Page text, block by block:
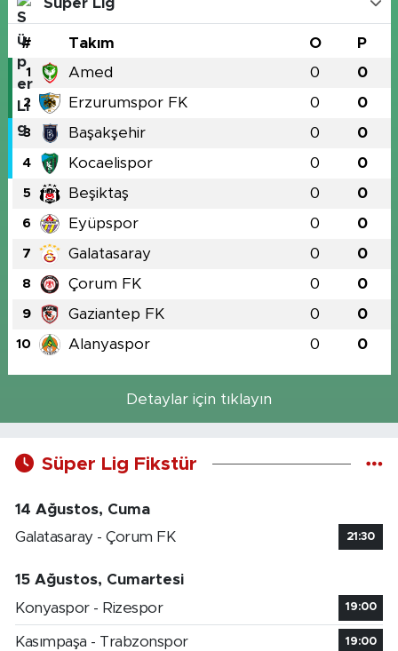
# Takım O P
1 Amed 0 0
2 Erzurumspor FK 0 0
3 Başakşehir 0 0
4 Kocaelispor 0 0
5 Beşiktaş 0 0
6 Eyüpspor 0 0
7 Galatasaray 0 0
8 Çorum FK 0 0
9 Gaziantep FK 0 0
10 Alanyaspor 0 0
Detaylar için tıklayın
Süper Lig Fikstür
14 Ağustos, Cuma
Galatasaray - Çorum FK
21:30
15 Ağustos, Cumartesi
Konyaspor - Rizespor
19:00
Kasımpaşa - Trabzonspor 19:00